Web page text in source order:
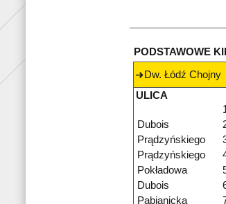
PODSTAWOWE
Dw. Łódź Chojny
ULICA
Dubois
Prądzyńskiego
Prądzyńskiego
Pokładowa
Dubois
Pabianicka